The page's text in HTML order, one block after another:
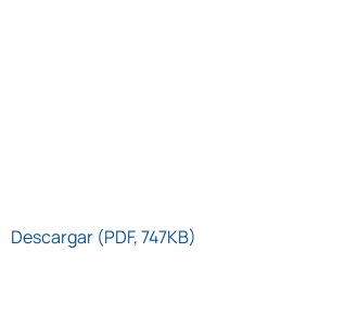
Descargar (PDF, 747KB)